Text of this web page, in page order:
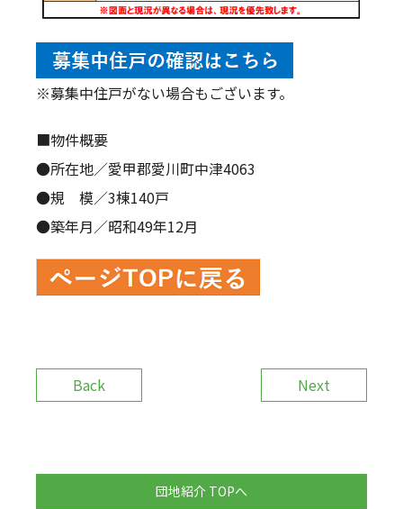
※募集中住戸がない場合もございます。
■物件概要
●所在地／愛甲郡愛川町中津4063
●規 模／3棟140戸
●築年月／昭和49年12月
Back Next
団地紹介 TOPへ